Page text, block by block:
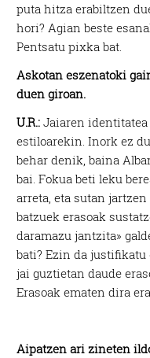
puta hitza erabiltzen
hori? Agian beste
Pentsatu pixka bat.
Askotan eszenatoki
duen giroan.
U.R.: Jaiaren
estiloarekin. Inork ez
behar denik, baina
bai. Fokua beti leku
arreta, eta sutan
batzuek erasoak
daramazu jantzita»
bati? Ezin da
jai guztietan daude
Erasoak ematen dira
Aipatzen ari zineten